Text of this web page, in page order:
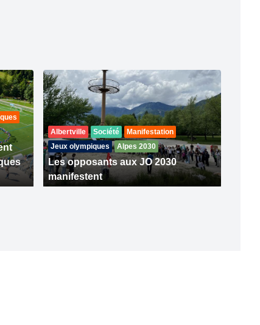
Albertville Société
Manifestation
Jeux olympiques
Alpes 2030
Les opposants aux JO 2030
manifestent